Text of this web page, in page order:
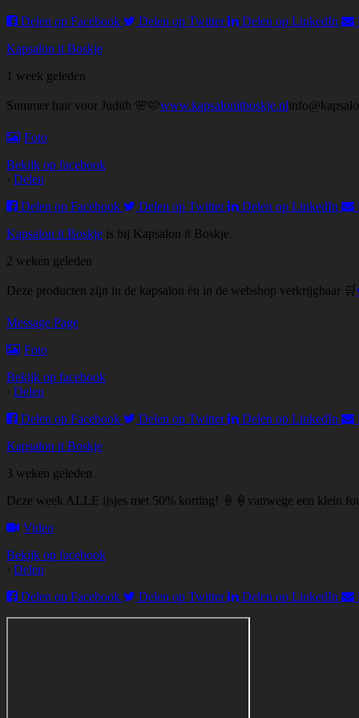
Delen op Facebook
Delen op Twitter Delen op LinkedIn
Kapsalon it Boskje
1 week geleden
Summer hair voor Judith 🌸🩷www.kapsalonitboskje.nl
Foto
Bekijk op facebook
· Delen
Delen op Facebook
Delen op Twitter Delen op LinkedIn
Kapsalon it Boskje is bij Kapsalon it Boskje.
2 weken geleden
Deze producten zijn in de kapsalon èn in de webshop verkrijgbaar 🛒
Message Page
Foto
Bekijk op facebook
· Delen
Delen op Facebook
Delen op Twitter Delen op LinkedIn
Kapsalon it Boskje
3 weken geleden
Deze week ALLE ijsjes met 50% korting! 🍦🍦vanwege een klein
Video
Bekijk op facebook
· Delen
Delen op Facebook
Delen op Twitter Delen op LinkedIn